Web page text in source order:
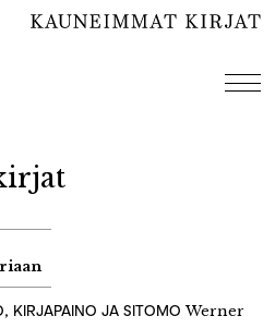
KIRJAPAINO JA SITOMOWerner